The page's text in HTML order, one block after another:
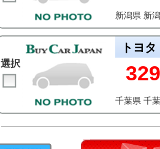
新潟県 新
選択
トヨタ
千葉県 千